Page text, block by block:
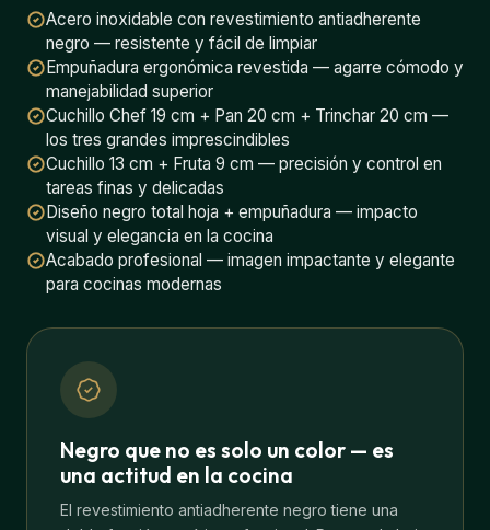
Acero inoxidable con revestimiento antiadherente
negro — resistente y fácil de limpiar
Empuñadura ergonómica revestida — agarre cómodo y
manejabilidad superior
Cuchillo Chef 19 cm + Pan 20 cm + Trinchar 20 cm —
los tres grandes imprescindibles
Cuchillo 13 cm + Fruta 9 cm — precisión y control en
tareas finas y delicadas
Diseño negro total hoja + empuñadura — impacto
visual y elegancia en la cocina
Acabado profesional — imagen impactante y elegante
para cocinas modernas
Negro que no es solo un color — es
una actitud en la cocina
El revestimiento antiadherente negro tiene una